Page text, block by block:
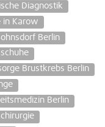
Diagnostik
in Karow
Berlin
Brustkrebs Berlin
Berlin